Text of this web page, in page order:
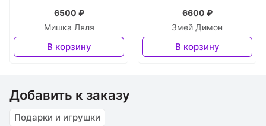
Мишка Ляля
6500 ₽
В корзину
Змей Димон
6600 ₽
В корзину
Добавить к заказу
Подарки и игрушки